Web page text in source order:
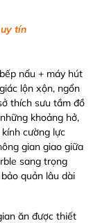
tín
nấu + máy hút
lộn xộn, ngổn
thích sưu tầm đồ
khoảng hở,
cường lực
gian giao giữa
sang trọng
quản lâu dài
ăn được thiết